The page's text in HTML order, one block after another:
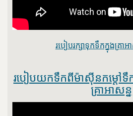
របៀបរក្សាទុកទឹកក្នុងគ្រាអ
របៀបយកទឹកពីម៉ាស៊ីនកម្តៅទឹកក្
គ្រាអាសន្ន